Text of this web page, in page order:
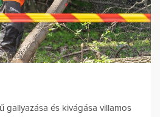
gallyazása és kivágása villamos